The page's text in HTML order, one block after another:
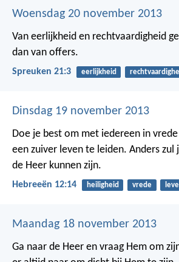
Woensdag 20 november 2013
Van eerlijkheid en rechtvaardigheid
dan van offers.
Spreuken 21:3 eerlijkheid
Dinsdag 19 november 2013
Doe je best om met iedereen in
een zuiver leven te leiden. Anders
de Heer kunnen zijn.
Hebreeën 12:14 heiligheid vrede
Maandag 18 november 2013
Ga naar de Heer en vraag Hem om